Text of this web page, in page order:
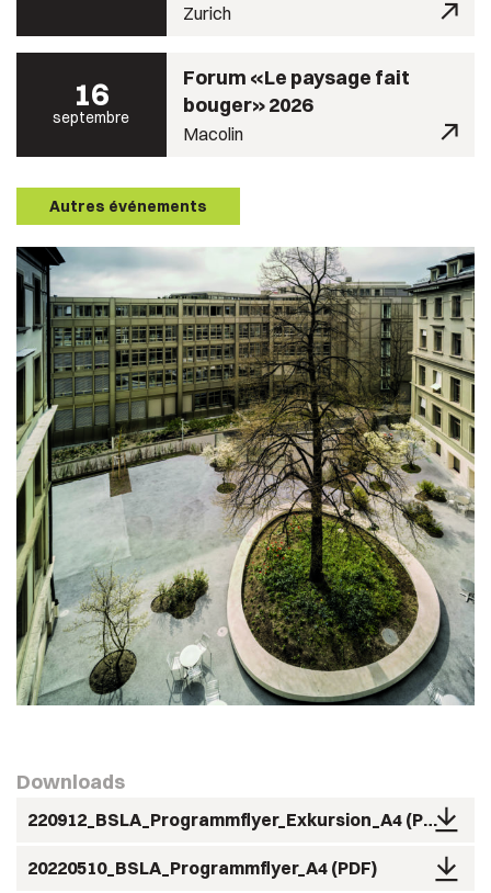
Zurich
16
septembre
Forum «Le paysage fait
bouger» 2026
Macolin
Autres événements
Downloads
220912_BSLA_Programmflyer_Exkursion_A4 PDF
20220510_BSLA_Programmflyer_A4 PDF